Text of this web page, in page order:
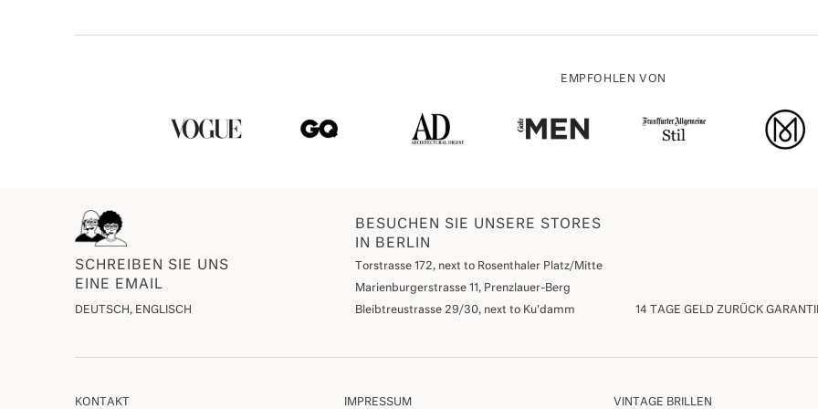
EMPFOHLEN VON
SCHREIBEN SIE UNS
EINE EMAIL
DEUTSCH, ENGLISCH
BESUCHEN SIE UNSERE STORES
IN BERLIN
Torstrasse 172, next to Rosenthaler Platz/Mitte
Marienburgerstrasse 11, Prenzlauer-Berg
Bleibtreustrasse 29/30, next to Ku'damm
14 TAGE GELD ZURÜCK
KONTAKT IMPRESSUM VINTAGE BRILLEN